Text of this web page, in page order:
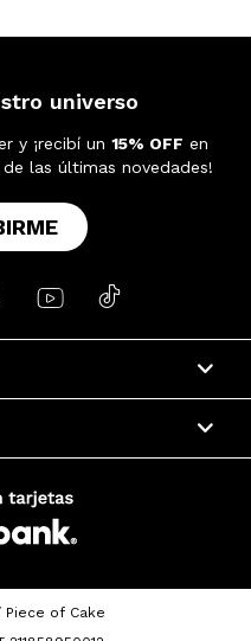
universo
y ¡recibí un 15% OFF en
las últimas novedades!
 
of Cake